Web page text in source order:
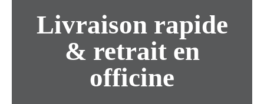
Livraison rapide
& retrait en
officine